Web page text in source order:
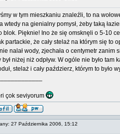
w tym mieszkaniu znaleźli, to na
wtedy na gienialny pomysł, żeby taką
blok. Pięknie! Ino że się omsknęli o 5-10
partackie, że cały stelaż na którym się to
nalał wody, zjechała o centymetr zanim
był niżej niż odpływ. W ogóle nie było
stelaż i cały paździerz, którym to było
çok seviyorum
27 Października 2006, 15:12